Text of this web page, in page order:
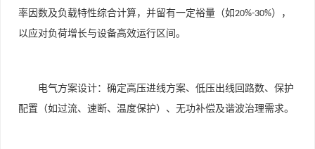
率因数及负载特性综合计算，并留有一定裕量（如20%-30%），
以应对负荷增长与设备高效运行区间。
电气方案设计：确定高压进线方案、低压出线回路数、保护
配置（如过流、速断、温度保护）、无功补偿及谐波治理需求。